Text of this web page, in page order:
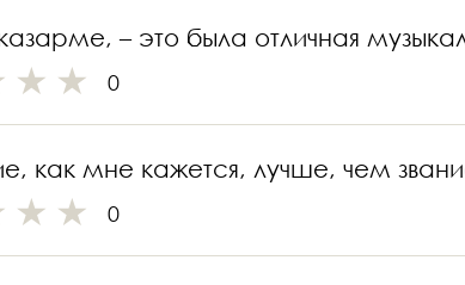
– это была отличная
0
как мне кажется, лучше, чем
0